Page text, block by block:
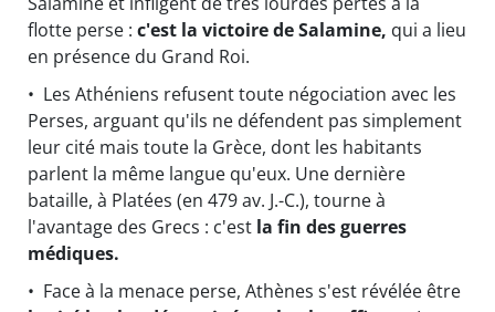
flotte perse : c'est la victoire de Salamine, qui a lieu
en présence du Grand Roi.
• Les Athéniens refusent toute négociation avec les
Perses, arguant qu'ils ne défendent pas simplement
leur cité mais toute la Grèce, dont les habitants
parlent la même langue qu'eux. Une dernière
bataille, à Platées (en 479 av. J.-C.), tourne à
l'avantage des Grecs : c'est la fin des guerres
médiques.
• Face à la menace perse, Athènes s'est révélée être